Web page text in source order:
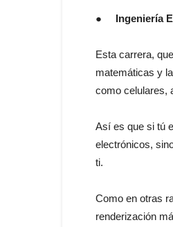
● Ingeniería
Esta carrera,
matemáticas y
como celulares,
Así es que si tú
electrónicos,
ti.
Como en otras
renderización